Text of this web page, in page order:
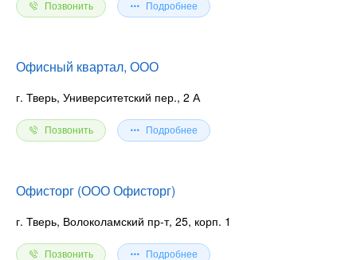
Позвонить Подробнее
Офисный квартал, ООО
г. Тверь, Университетский пер., 2 А
Позвонить Подробнее
Офисторг (ООО Офисторг)
г. Тверь, Волоколамский пр-т, 25, корп. 1
Позвонить Подробнее